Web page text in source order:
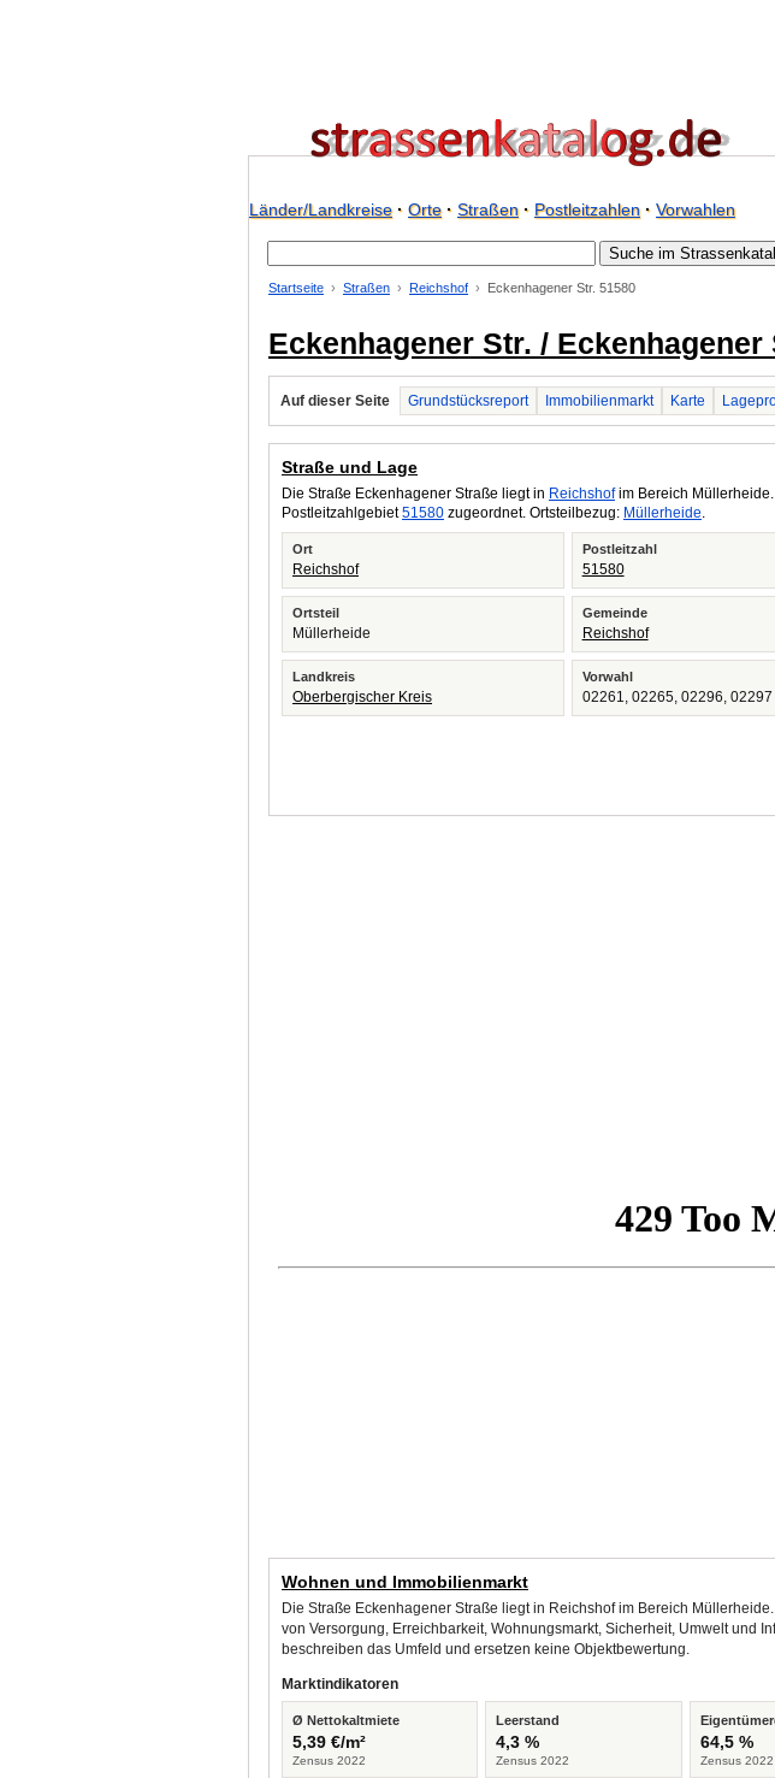
Länder/Landkreise· Orte· Straßen· Postleitzahlen· Vorwahlen
Startseite Straßen Reichshof Eckenhagener Str. 51580
Eckenhagener Str. /
Auf dieser Seite Grundstücksreport Immobilienmarkt Karte
Straße und Lage
Die Straße Eckenhagener Straße liegt in Reichshofim Bereich
Postleitzahlgebiet51580 zugeordnet. Ortsteilbezug: Müllerheide.
Ort
Reichshof
Postleitzahl
51580
Ortsteil
Müllerheide
Gemeinde
Reichshof
Landkreis
Oberbergischer Kreis
Vorwahl
02261, 02265, 02296, 02297
Wohnen und Immobilienmarkt
Die Straße Eckenhagener Straße liegt in Reichshof im Bereich
von Versorgung, Erreichbarkeit, Wohnungsmarkt, Sicherheit, Umwelt und
beschreiben das Umfeld und ersetzen keine Objektbewertung.
Marktindikatoren
Ø Nettokaltmiete
5,39 €/m²
Zensus 2022
Leerstand
4,3 %
Zensus 2022
64,5 %
Zensus 2022